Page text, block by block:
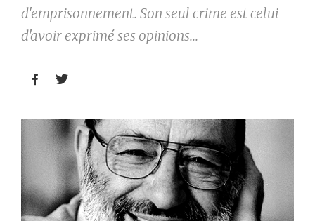
d'emprisonnement. Son seul crime est celui
d'avoir exprimé ses opinions...
 